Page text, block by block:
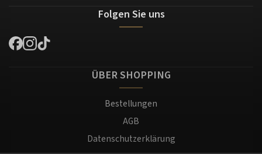
Folgen Sie uns
ÜBER SHOPPING
Bestellungen
AGB
Datenschutzerklärung